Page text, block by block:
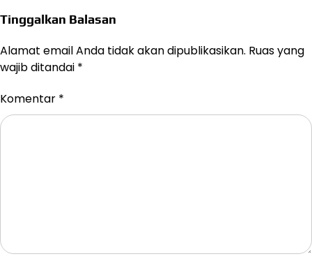
Tinggalkan Balasan
Alamat email Anda tidak akan dipublikasikan. Ruas yang
wajib ditandai *
Komentar *